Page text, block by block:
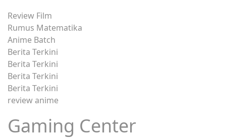
Review Film
Rumus Matematika
Anime Batch
Berita Terkini
Berita Terkini
Berita Terkini
Berita Terkini
review anime
Gaming Center